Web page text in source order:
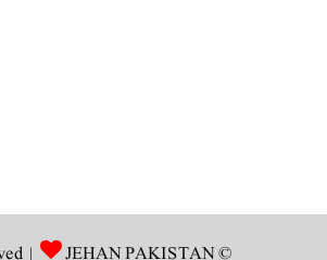
© Copyright 2026, All Rights Reserved |
JEHAN PAKISTAN